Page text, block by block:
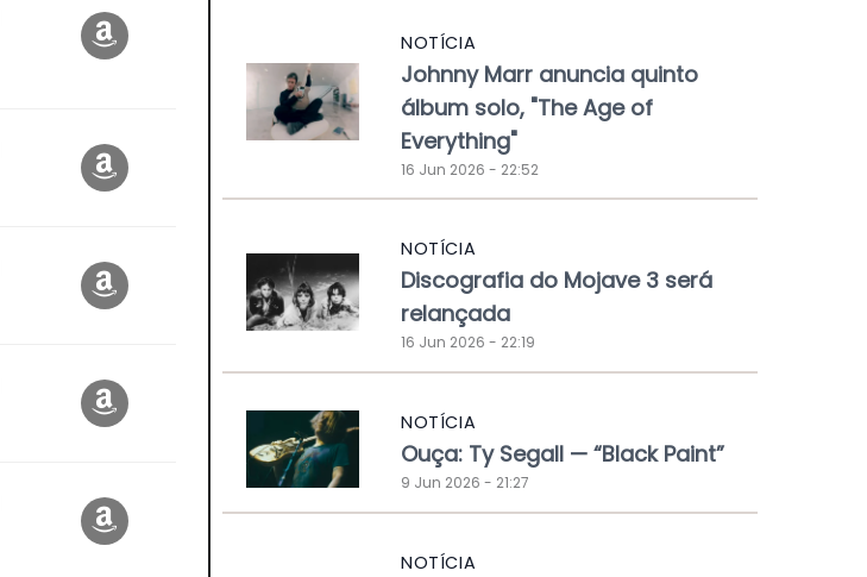
NOTÍCIA
Johnny Marr anuncia quinto
álbum solo, "The Age of
Everything"
16 Jun 2026 - 22:52
NOTÍCIA
Discografia do Mojave 3 será
relançada
16 Jun 2026 - 22:19
NOTÍCIA
Ouça: Ty Segall — “Black Paint”
9 Jun 2026 - 21:27
NOTÍCIA